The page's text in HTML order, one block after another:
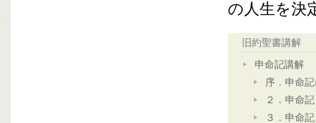
の人生を決
旧約聖書講解
申命記講解
序．申命
２．申命
３．申命